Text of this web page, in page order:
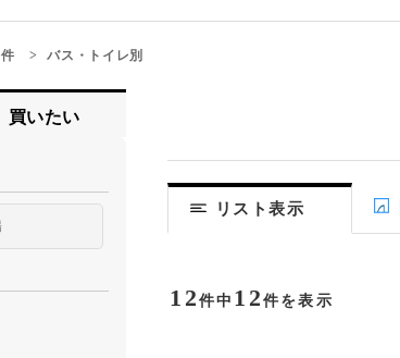
> バス・トイレ別
リスト表示
12 件中 12 件を表示
買いたい